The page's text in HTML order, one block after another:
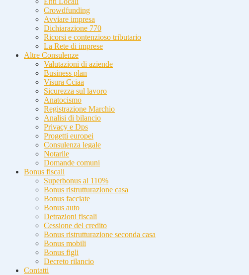
Crowdfunding
Avviare impresa
Dichiarazione 770
Ricorsi e contenzioso tributario
La Rete di imprese
Altre Consulenze
Valutazioni di aziende
Business plan
Visura Cciaa
Sicurezza sul lavoro
Anatocismo
Registrazione Marchio
Analisi di bilancio
Privacy e Dps
Progetti europei
Consulenza legale
Notarile
Domande comuni
Bonus fiscali
Superbonus al 110%
Bonus ristrutturazione casa
Bonus facciate
Bonus auto
Detrazioni fiscali
Cessione del credito
Bonus ristrutturazione seconda casa
Bonus mobili
Bonus figli
Decreto rilancio
Contatti